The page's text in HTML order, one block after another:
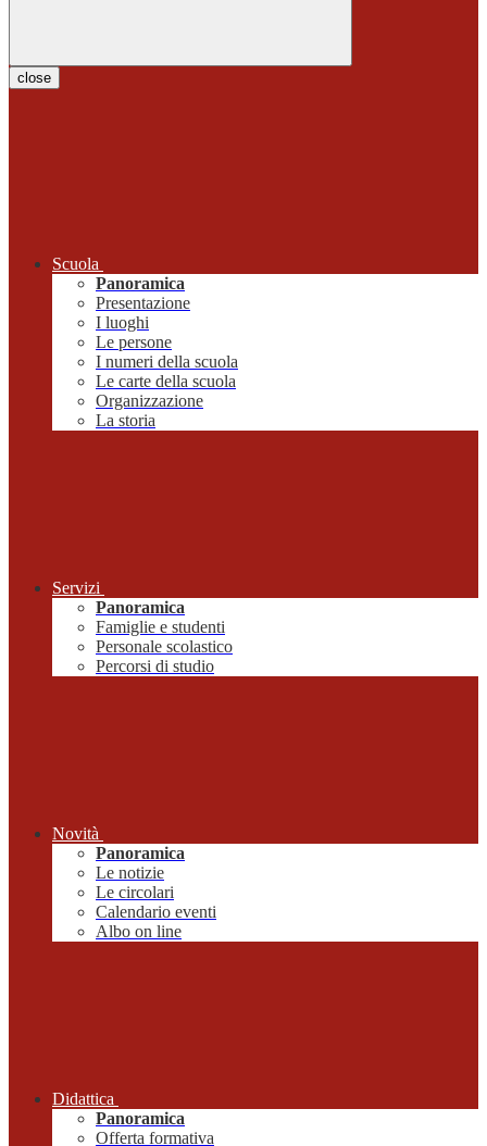
close
Scuola
Panoramica
Presentazione
I luoghi
Le persone
I numeri della scuola
Le carte della scuola
Organizzazione
La storia
Servizi
Panoramica
Famiglie e studenti
Personale scolastico
Percorsi di studio
Novità
Panoramica
Le notizie
Le circolari
Calendario eventi
Albo on line
Didattica
Panoramica
Offerta formativa